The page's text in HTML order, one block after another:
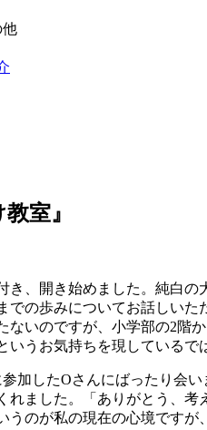
他
室』
、開き始めました。純白の
での歩みについてお話しい
ないのですが、小学部の2階
うお気持ちを現しているで
加したOさんにばったり会
れました。「ありがとう、
うのが私の現在の心境です